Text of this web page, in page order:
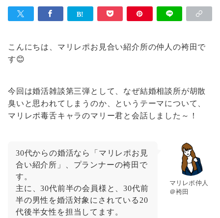
こんにちは、マリレポお見合い紹介所の仲人の袴田で
す😊
今回は婚活雑談第三弾として、なぜ結婚相談所が胡散
臭いと思われてしまうのか、というテーマについて、
マリレポ毒舌キャラのマリー君と会話しました～！
マリレポ仲人
＠袴田
30代からの婚活なら「マリレポお見
合い紹介所」、プランナーの袴田で
す。
主に、30代前半の会員様と、30代前
半の男性を婚活対象にされている20
代後半女性を担当してます。